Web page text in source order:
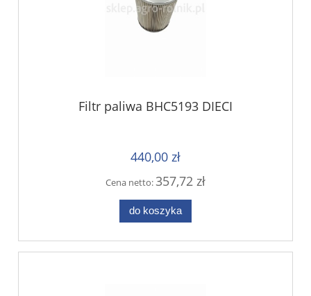
Filtr paliwa BHC5193 DIECI
440,00 zł
Cena netto:357,72 zł
do koszyka